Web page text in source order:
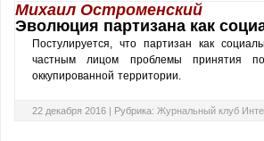
Михаил Остроменский
Эволюция партизана как
Постулируется, что партизан как
частным лицом проблемы принятия
оккупированной территории.
22 декабря 2016 | Рубрика: Журнальный клуб